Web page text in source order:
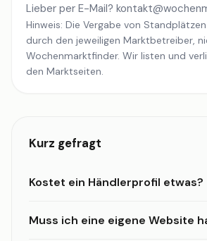
Lieber per E-Mail?
Hinweis: Die Vergabe von
durch den jeweiligen Marktbetreiber,
Wochenmarktfinder. Wir listen und
den Marktseiten.
Kurz gefragt
Kostet ein Händlerprofil etwas?
Muss ich eine eigene Website